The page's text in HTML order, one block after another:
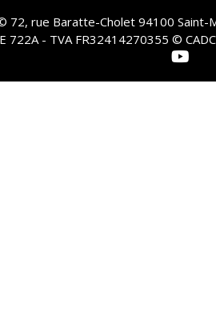
72, rue Baratte-Cholet 94100 Saint-
722A - TVA FR32414270355 ©